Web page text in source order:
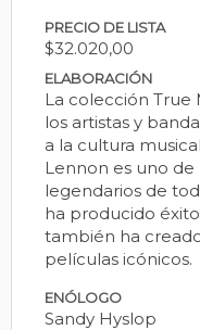
PRECIO DE LISTA
$32.020,00
ELABORACIÓN
La colección True
los artistas y
a la cultura
Lennon es uno de
legendarios de
ha producido
también ha
películas icónicos.
ENÓLOGO
Sandy Hyslop